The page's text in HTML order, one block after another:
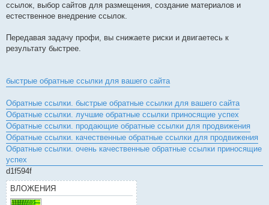
ссылок, выбор сайтов для размещения, создание материалов и
естественное внедрение ссылок.
Передавая задачу профи, вы снижаете риски и двигаетесь к
результату быстрее.
быстрые обратные ссылки для вашего сайта
Обратные ссылки. быстрые обратные ссылки для вашего сайта
Обратные ссылки. лучшие обратные ссылки приносящие успех
Обратные ссылки. продающие обратные ссылки для продвижения
Обратные ссылки. качественные обратные ссылки для продвижения
Обратные ссылки. очень качественные обратные ссылки приносящие
успех
d1f594f
ВЛОЖЕНИЯ